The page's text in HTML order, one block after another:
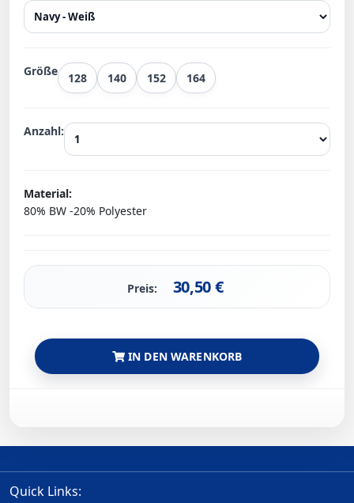
Größe 128 140 152 164
Anzahl:
Material:
80% BW -20% Polyester
Preis: 30,50€
IN DEN WARENKORB
Quick Links: